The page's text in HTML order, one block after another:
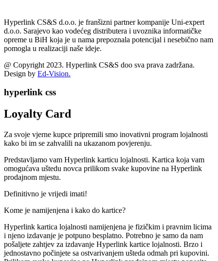
Hyperlink CS&S d.o.o. je franšizni partner kompanije Uni-expert
d.o.o. Sarajevo kao vodećeg distributera i uvoznika informatičke
opreme u BiH koja je u nama prepoznala potencijal i nesebično nam
pomogla u realizaciji naše ideje.
@ Copyright 2023. Hyperlink CS&S doo sva prava zadržana.
Design by Ed-Vision.
hyperlink css
Loyalty Card
Za svoje vjerne kupce pripremili smo inovativni program lojalnosti
kako bi im se zahvalili na ukazanom povjerenju.
Predstavljamo vam Hyperlink karticu lojalnosti. Kartica koja vam
omogućava uštedu novca prilikom svake kupovine na Hyperlink
prodajnom mjestu.
Definitivno je vrijedi imati!
Kome je namijenjena i kako do kartice?
Hyperlink kartica lojalnosti namijenjena je fizičkim i pravnim licima
i njeno izdavanje je potpuno besplatno. Potrebno je samo da nam
pošaljete zahtjev za izdavanje Hyperlink kartice lojalnosti. Brzo i
jednostavno počinjete sa ostvarivanjem ušteda odmah pri kupovini.